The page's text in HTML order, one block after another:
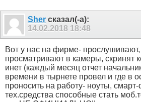
Sher сказал(-а):
14.02.2018 18:48
Вот у нас на фирме- прослушивают,
просматривают в камеры, скринят
инет (каждый месяц отчет
времени в тырнете провел и где в
проносить на работу- ноуты,
тех.средства способные стать